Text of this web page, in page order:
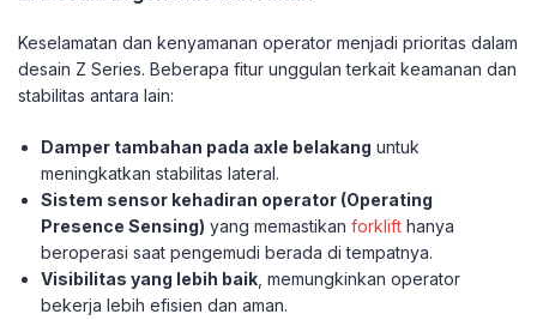
Keselamatan dan kenyamanan operator menjadi prioritas dalam
desain Z Series. Beberapa fitur unggulan terkait keamanan dan
stabilitas antara lain:
Damper tambahan pada axle belakang untuk
meningkatkan stabilitas lateral.
Sistem sensor kehadiran operator (Operating
Presence Sensing) yang memastikanforklift hanya
beroperasi saat pengemudi berada di tempatnya.
Visibilitas yang lebih baik , memungkinkan operator
bekerja lebih efisien dan aman.